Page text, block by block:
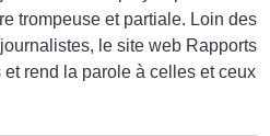
trompeuse et partiale. Loin des
le site web Rapports
rend la parole à celles et ceux